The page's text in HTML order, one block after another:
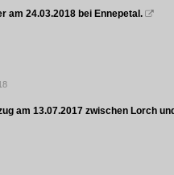
am 24.03.2018 bei Ennepetal. 
am 13.07.2017 zwischen Lorch